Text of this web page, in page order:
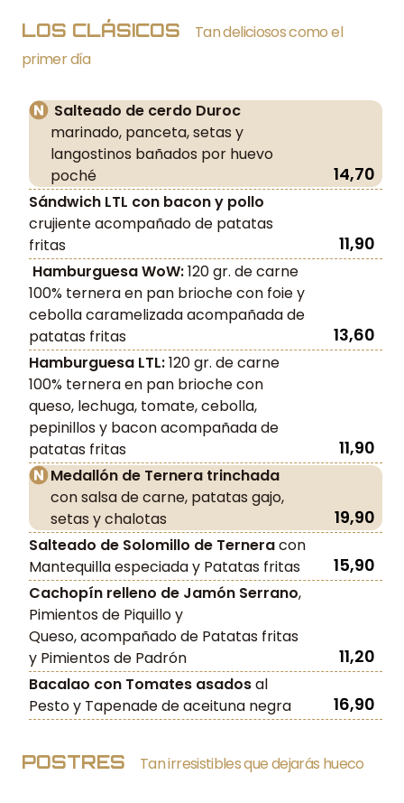
LOS CLÁSICOS
Tan deliciosos como el
primer día
Salteado de cerdo Duroc
marinado, panceta, setas y
langostinos bañados por huevo
poché
14,70
Sándwich LTL con bacon y pollo
crujiente acompañado de patatas
fritas
11,90
Hamburguesa WoW:120 gr. de carne
100% ternera en pan brioche con foie y
cebolla caramelizada acompañada de
patatas fritas
13,60
Hamburguesa LTL:120 gr. de carne
100% ternera en pan brioche con
queso, lechuga, tomate, cebolla,
pepinillos y bacon acompañada de
patatas fritas
11,90
Medallón de Ternera trinchada
con salsa de carne, patatas gajo,
setas y chalotas
19,90
Salteado de Solomillo de Terneracon
Mantequilla especiada y Patatas fritas
15,90
Cachopín relleno de Jamón Serrano,
Pimientos de Piquillo y
Queso, acompañado de Patatas fritas
y Pimientos de Padrón
11,20
Bacalao con Tomates asadosal
Pesto y Tapenade de aceituna negra
16,90
POSTRES Tan irresistibles que dejarás hueco